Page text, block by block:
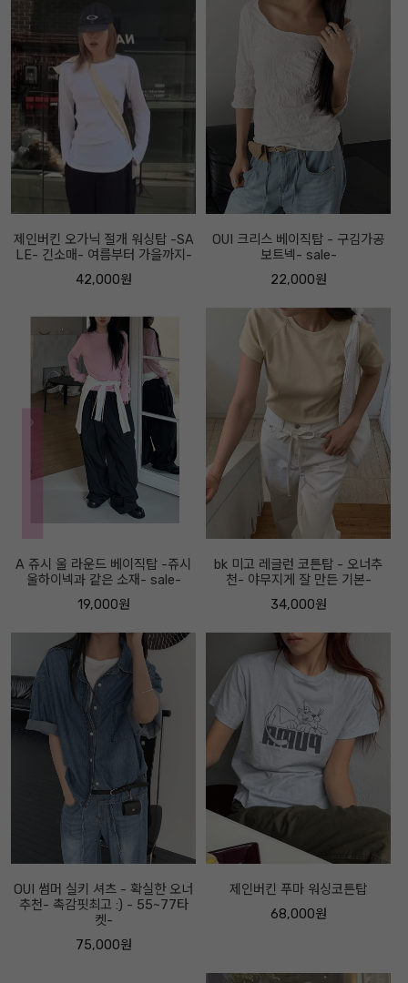
제인버킨 오가닉 절개 워싱탑 -SA
LE- 긴소매- 여름부터 가을까지-
42,000원
OUI 크리스 베이직탑 - 구김가공
보트넥- sale-
22,000원
A 쥬시 울 라운드 베이직탑 -쥬시
울하이넥과 같은 소재- sale-
19,000원
bk 미고 레글런 코튼탑 - 오너추
천- 야무지게 잘 만든 기본-
34,000원
OUI 썸머 실키 셔츠 - 확실한 오너
추천- 촉감핏최고 :) - 55~77타
켓-
75,000원
제인버킨 푸마 워싱코튼탑
68,000원